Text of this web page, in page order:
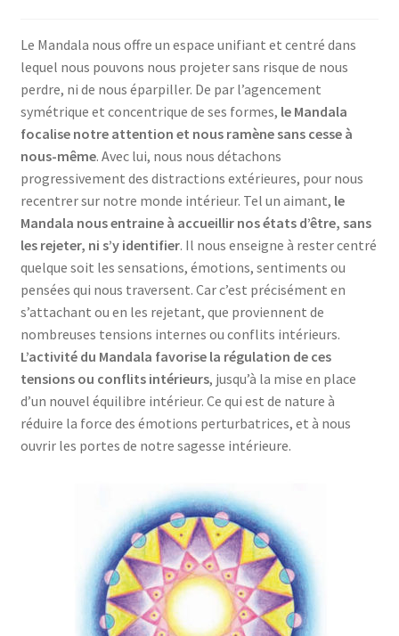
Le Mandala nous offre un espace unifiant et centré dans
lequel nous pouvons nous projeter sans risque de nous
perdre, ni de nous éparpiller. De par l’agencement
symétrique et concentrique de ses formes, le Mandala
focalise notre attention et nous ramène sans cesse à
nous-même. Avec lui, nous nous détachons
progressivement des distractions extérieures, pour nous
recentrer sur notre monde intérieur. Tel un aimant, le
Mandala nous entraine à accueillir nos états d’être, sans
les rejeter, ni s’y identifier. Il nous enseigne à rester centré
quelque soit les sensations, émotions, sentiments ou
pensées qui nous traversent. Car c’est précisément en
s’attachant ou en les rejetant, que proviennent de
nombreuses tensions internes ou conflits intérieurs.
L’activité du Mandala favorise la régulation de ces
tensions ou conflits intérieurs, jusqu’à la mise en place
d’un nouvel équilibre intérieur. Ce qui est de nature à
réduire la force des émotions perturbatrices, et à nous
ouvrir les portes de notre sagesse intérieure.